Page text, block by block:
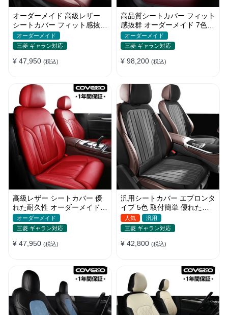
オーダーメイド 高級レザー
シートカバー フィット感抜群
防水防汚 おしゃれ 全席セッ
ト
オーダーメイド
三菱 ギャラン対応
¥ 47,950 (税込)
高品質シートカバー フィット
感抜群 オーダーメイド 7色レ
ザー 防水 軽/普自動車 SUV
オーダーメイド
三菱 ギャラン対応
¥ 98,200 (税込)
高級レザー シートカバー 優
れた耐久性 オーダーメイド
フィット感 防汚防水 おしゃ
れ
オーダーメイド
三菱 ギャラン対応
¥ 47,950 (税込)
汎用シートカバー エプロンタ
イプ 5色 取付簡単 優れた耐
摩耗性 おしゃれ 軽/普自動車
人気
汎用
三菱 ギャラン対応
¥ 42,800 (税込)